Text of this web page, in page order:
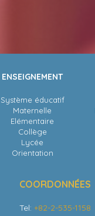
ENSEIGNEMENT
Système éducatif
Maternelle
Elémentaire
Collège
Lycée
Orientation
COORDONNÉES
Tel: +82-2-535-1158